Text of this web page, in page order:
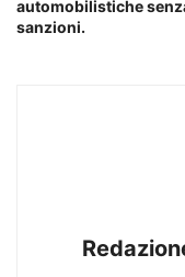
automobilistiche
sanzioni.